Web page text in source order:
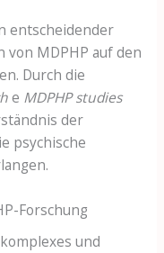
entscheidender
von MDPHP auf den
Durch die
e MDPHP studies
der
psychische
Forschung
und